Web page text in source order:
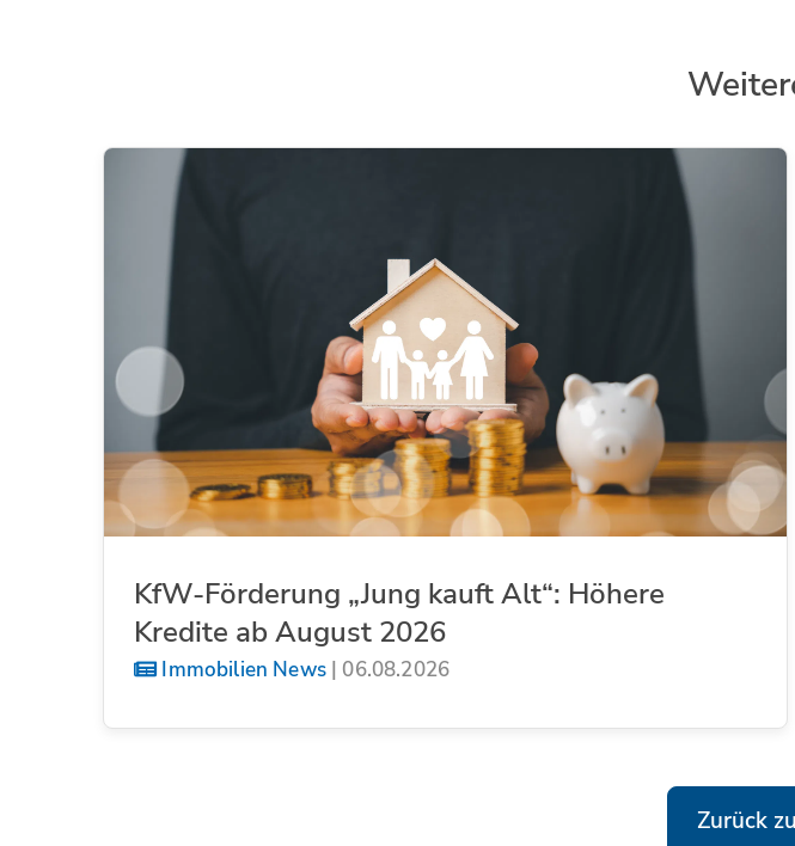
KfW-Förderung „Jung kauft Alt“: Höhere
Kredite ab August 2026
Immobilien News| 06.08.2026
Zurück